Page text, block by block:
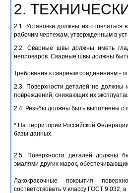
2.
2.1. Установки должны изготовляться
рабочим чертежам, утвержденным в
2.2. Сварные швы должны иметь
непроваров. Сварные швы должны
Требования к сварным соединениям -
2.3. Поверхности деталей не должны
повреждений, снижающих их
2.4. Резьбы должны быть выполнены с
* На территории Российской
базы данных.
2.5. Поверхности деталей должны
эмалями других марок,
Лакокрасочные покрытия
соответствовать V классу ГОСТ 9.032,